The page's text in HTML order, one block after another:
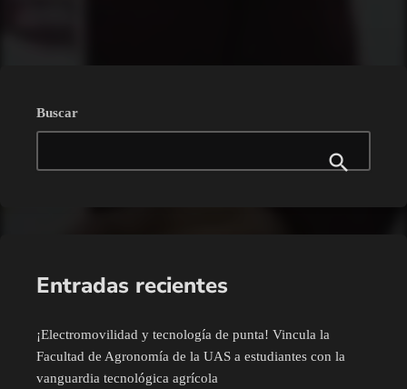
Buscar
Entradas recientes
¡Electromovilidad y tecnología de punta! Vincula la
Facultad de Agronomía de la UAS a estudiantes con la
vanguardia tecnológica agrícola